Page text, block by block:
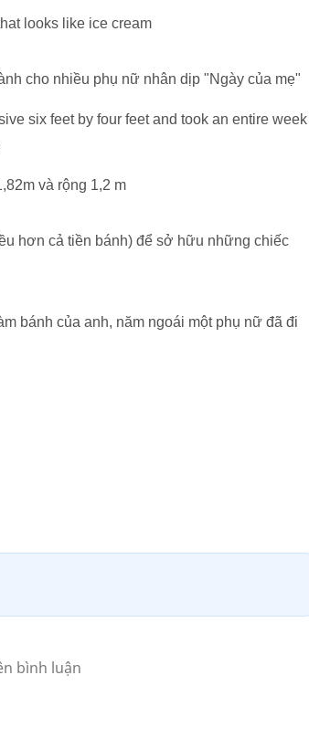
cho nhiều phụ nữ nhân dịp "Ngày của mẹ"
và rộng 1,2 m
hơn cả tiền bánh) để sở hữu những chiếc
bánh của anh, năm ngoái một phụ nữ đã đi